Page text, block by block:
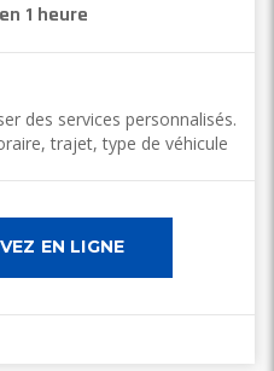
1 heure
des services personnalisés.
trajet, type de véhicule
EN LIGNE